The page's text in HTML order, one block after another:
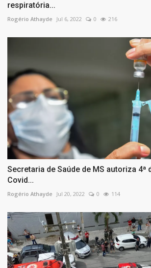
respiratória...
Rogério Athayde Jul 6, 2022 0 216
Secretaria de Saúde de MS autoriza 4ª
Covid...
Rogério Athayde Jul 20, 2022 0 114